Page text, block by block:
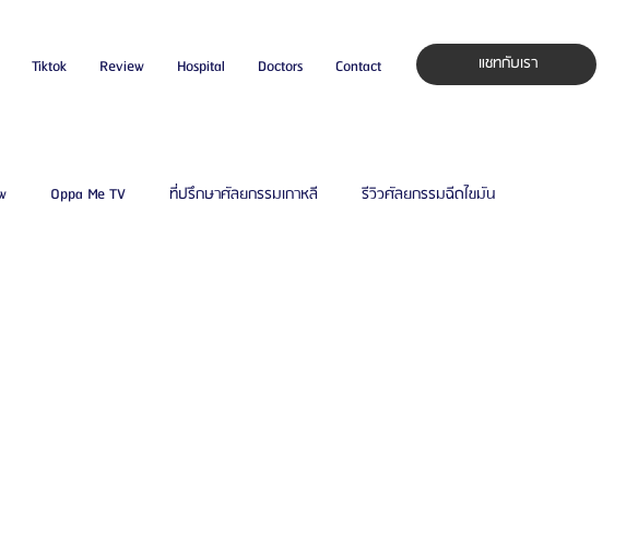
Tiktok Review Hospital Doctors Contact แชทกับเรา
Oppa Me TV ที่ปรึกษาศัลยกรรมเกาหลี รีวิวศัลยกรรมฉีดไขมัน